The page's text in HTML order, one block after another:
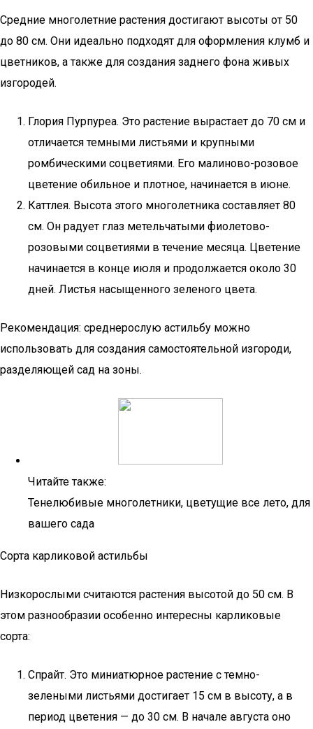
Средние многолетние растения достигают высоты от 50
до 80 см. Они идеально подходят для оформления клумб и
цветников, а также для создания заднего фона живых
изгородей.
Глория Пурпуреа. Это растение вырастает до 70 см и
отличается темными листьями и крупными
ромбическими соцветиями. Его малиново-розовое
цветение обильное и плотное, начинается в июне.
Каттлея. Высота этого многолетника составляет 80
см. Он радует глаз метельчатыми фиолетово-
розовыми соцветиями в течение месяца. Цветение
начинается в конце июля и продолжается около 30
дней. Листья насыщенного зеленого цвета.
Рекомендация: среднерослую астильбу можно
использовать для создания самостоятельной изгороди,
разделяющей сад на зоны.
Читайте также:
Тенелюбивые многолетники, цветущие все лето, для
вашего сада
Сорта карликовой астильбы
Низкорослыми считаются растения высотой до 50 см. В
этом разнообразии особенно интересны карликовые
сорта:
Спрайт. Это миниатюрное растение с темно-
зелеными листьями достигает 15 см в высоту, а в
период цветения — до 30 см. В начале августа оно